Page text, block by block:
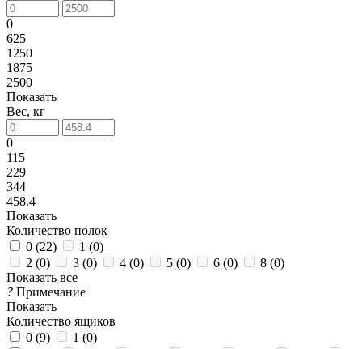
0
625
1250
1875
2500
Показать
Вес, кг
0
115
229
344
458.4
Показать
Количество полок
0 (22) 1 (0)
2 (0) 3 (0) 4 (0) 5 (0) 6 (0) 8 (0)
Показать все
? Примечание
Показать
Количество ящиков
0 (9) 1 (0)